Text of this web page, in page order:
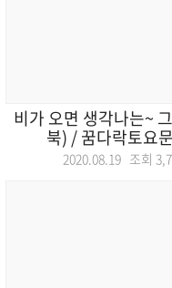
비가 오면 생각나는~
북) / 꿈다락토요
2020.08.19 조회